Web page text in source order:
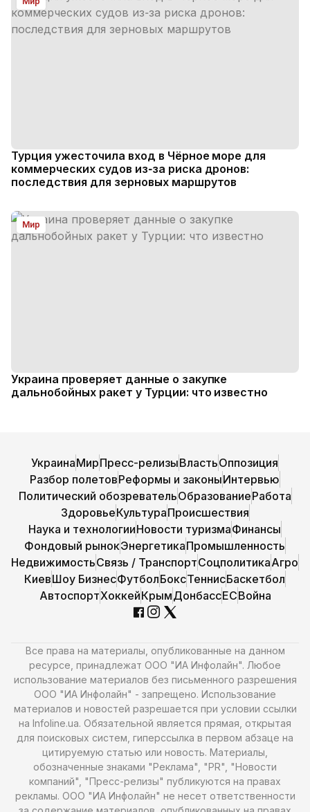
Турция ужесточила вход в Чёрное море для
коммерческих судов из‑за риска дронов:
последствия для зерновых маршрутов
Мир
Украина проверяет данные о закупке
дальнобойных ракет у Турции: что известно
УкраинаМирПресс-релизыВластьОппозиция
Разбор полетовРеформы и законыИнтервью
Политический обозревательОбразованиеРабота
ЗдоровьеКультураПроисшествия
Наука и технологииНовости туризмаФинансы
Фондовый рынокЭнергетикаПромышленность
НедвижимостьСвязь / ТранспортСоцполитикаАгро
КиевШоу БизнесФутболБоксТеннисБаскетбол
АвтоспортХоккейКрымДонбассЕСВойна
Все права на материалы, опубликованные на данном
ресурсе, принадлежат ООО "ИА Инфолайн". Любое
использование материалов без письменного разрешения
ООО "ИА Инфолайн" - запрещено. Использование
материалов и новостей разрешается при условии ссылки
на Infoline.ua. Обязательной является прямая, открытая
для поисковых систем, гиперссылка в первом абзаце на
цитируемую статью или новость. Материалы,
обозначенные знаками "Реклама", "PR", "Новости
компаний", "Пресс-релизы" публикуются на правах
рекламы. ООО "ИА Инфолайн" не несет ответственности